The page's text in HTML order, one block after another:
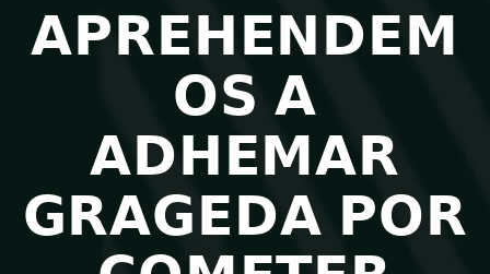
𝗔𝗣𝗥𝗘𝗛𝗘𝗡𝗗𝗘𝗠
𝗢𝗦 𝗔
𝗔𝗗𝗛𝗘𝗠𝗔𝗥
𝗚𝗥𝗔𝗚𝗘𝗗𝗔 𝗣𝗢𝗥